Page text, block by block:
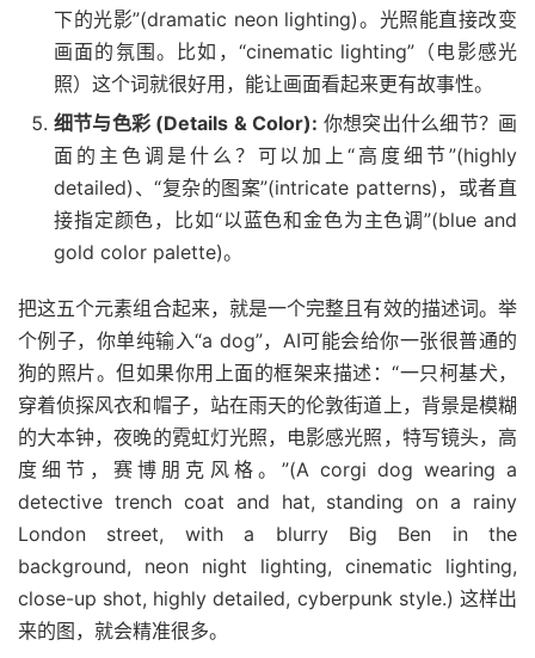
下的光影”(dramatic neon lighting)。光照能直接改变
画面的氛围。比如，“cinematic lighting”（电影感光
照）这个词就很好用，能让画面看起来更有故事性。
细节与色彩 (Details & Color): 你想突出什么细节？画
面的主色调是什么？可以加上“高度细节”(highly
detailed)、“复杂的图案”(intricate patterns)，或者直
接指定颜色，比如“以蓝色和金色为主色调”(blue and
gold color palette)。
把这五个元素组合起来，就是一个完整且有效的描述词。举
个例子，你单纯输入“a dog”，AI可能会给你一张很普通的
狗的照片。但如果你用上面的框架来描述：“一只柯基犬，
穿着侦探风衣和帽子，站在雨天的伦敦街道上，背景是模糊
的大本钟，夜晚的霓虹灯光照，电影感光照，特写镜头，高
度细节，赛博朋克风格。”(A corgi dog wearing a
detective trench coat and hat, standing on a rainy
London street, with a blurry Big Ben in the
background, neon night lighting, cinematic lighting,
close-up shot, highly detailed, cyberpunk style.) 这样出
来的图，就会精准很多。